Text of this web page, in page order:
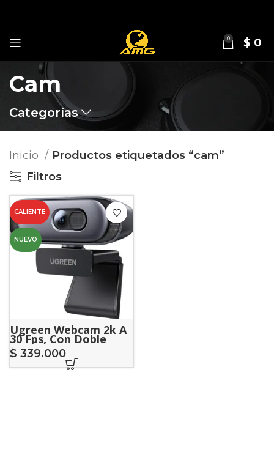
0 $ 0
Cam
Categorías
Inicio
Productos etiquetados “cam”
Filtros
CALIENTE
NUEVO
Ugreen Webcam 2k A
30 Fps, Con Doble
Microfono
$ 339.000